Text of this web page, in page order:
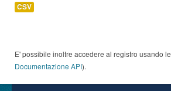
CSV
E' possibile inoltre accedere al registro usando le
Documentazione API).